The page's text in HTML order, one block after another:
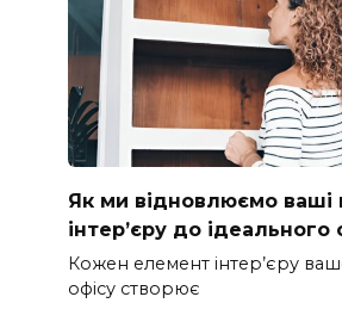
Як ми відновлюємо ваші
інтер’єру до ідеального
Кожен елемент інтер’єру
офісу створює